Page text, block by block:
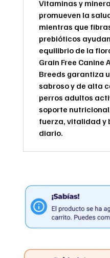
Vitaminas y
promueven la
mientras que
prebióticos
equilibrio de la
Grain Free Canine
Breeds garantiza
sabroso y de alta
perros adultos
soporte
fuerza, vitalidad y
diario.